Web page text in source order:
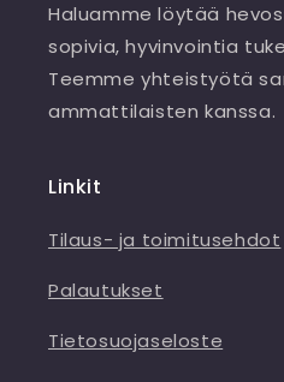
Haluamme löytää
sopivia, hyvinvointia
Teemme yhteistyötä
ammattilaisten kanssa.
Linkit
Tilaus- ja toimitusehdot
Palautukset
Tietosuojaseloste